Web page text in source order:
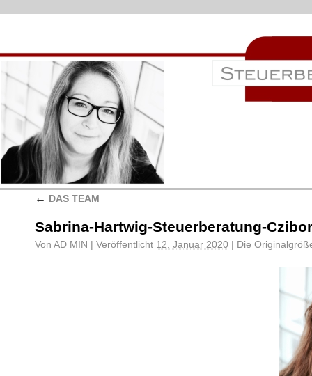
← DAS TEAM
Sabrina-Hartwig-Steuerberatung-
Von AD MIN | Veröffentlicht 12. Januar 2020 | Die